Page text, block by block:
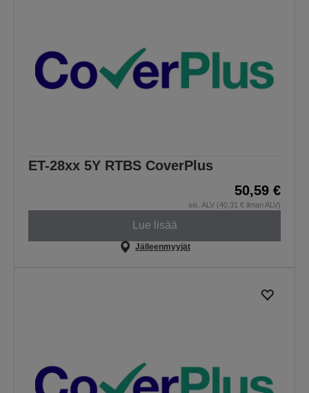
ET-28xx 5Y RTBS CoverPlus
50,59 €
sis. ALV (40,31 € ilman ALV)
Lue lisää
Jälleenmyyjät